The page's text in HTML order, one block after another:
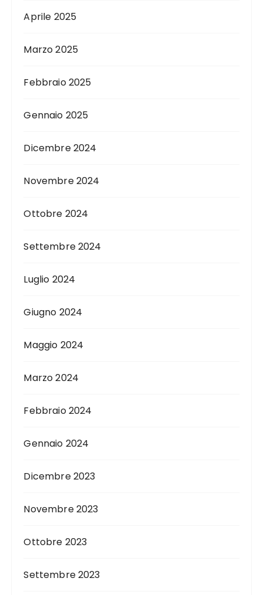
Aprile 2025
Marzo 2025
Febbraio 2025
Gennaio 2025
Dicembre 2024
Novembre 2024
Ottobre 2024
Settembre 2024
Luglio 2024
Giugno 2024
Maggio 2024
Marzo 2024
Febbraio 2024
Gennaio 2024
Dicembre 2023
Novembre 2023
Ottobre 2023
Settembre 2023